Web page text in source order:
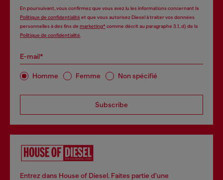
En poursuivant, vous confirmez que vous avez lu les informations concernant la
Politique de confidentialité et que vous autorisez Diesel à traiter vos données
personnelles à des fins de marketing*comme décrit au paragraphe 3.1, d) de la
Politique de confidentialité
E-mail*
Homme Femme Non spécifié
Subscribe
Entrez dans House of Diesel. Faites partie d'une